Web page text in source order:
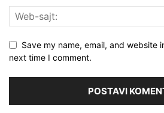
Save my name, email, and website
next time I comment.